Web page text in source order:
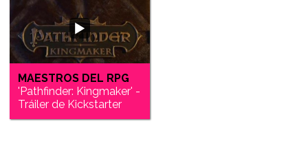
MAESTROS DEL RPG
'Pathfinder: Kingmaker' -
Tráiler de Kickstarter